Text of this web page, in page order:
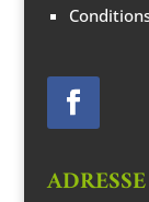
ADRESSE